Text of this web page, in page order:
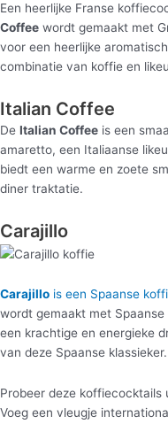
Een heerlijke Franse
Coffee wordt gemaakt met
voor een heerlijke
combinatie van koffie en
Italian Coffee
De Italian Coffee is een
amaretto, een Italiaanse
biedt een warme en zoete
diner traktatie.
Carajillo
Carajillo is een Spaanse
wordt gemaakt met
een krachtige en energieke
van deze Spaanse klassieker.
Probeer deze koffiecocktails
Voeg een vleugje